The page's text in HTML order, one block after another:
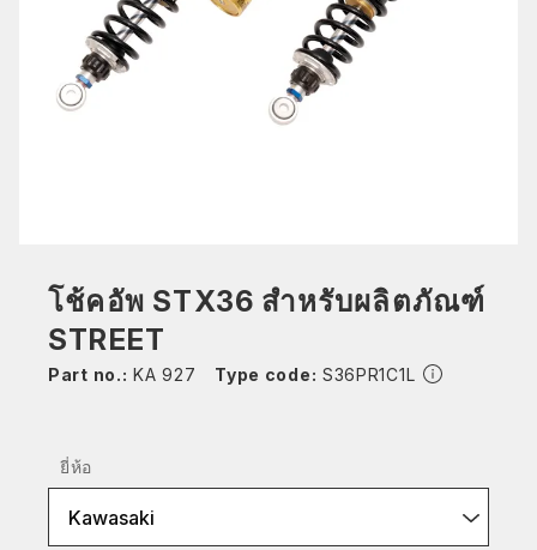
โช้คอัพ STX36 สำหรับผลิตภัณฑ์
STREET
Part no.: KA 927 Type code: S36PR1C1L
ยี่ห้อ
Kawasaki